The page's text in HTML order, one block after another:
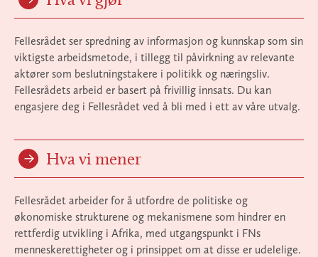
Fellesrådet ser spredning av informasjon og kunnskap som sin
viktigste arbeidsmetode, i tillegg til påvirkning av relevante
aktører som beslutningstakere i politikk og næringsliv.
Fellesrådets arbeid er basert på frivillig innsats. Du kan
engasjere deg i Fellesrådet ved å bli med i ett av våre utvalg.
Hva vi mener
Fellesrådet arbeider for å utfordre de politiske og
økonomiske strukturene og mekanismene som hindrer en
rettferdig utvikling i Afrika, med utgangspunkt i FNs
menneskerettigheter og i prinsippet om at disse er udelelige.